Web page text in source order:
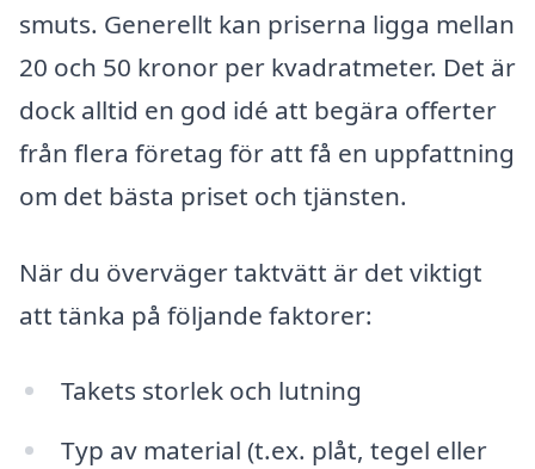
smuts. Generellt kan priserna ligga mellan
20 och 50 kronor per kvadratmeter. Det är
dock alltid en god idé att begära offerter
från flera företag för att få en uppfattning
om det bästa priset och tjänsten.
När du överväger taktvätt är det viktigt
att tänka på följande faktorer:
Takets storlek och lutning
Typ av material (t.ex. plåt, tegel eller